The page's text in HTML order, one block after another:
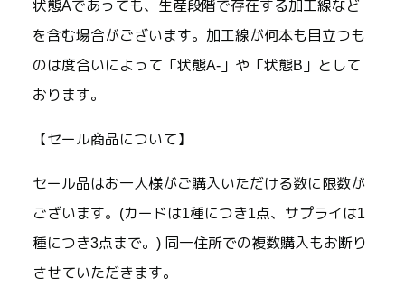
状態Aであっても、生産段階で存在する加工線など
を含む場合がございます。加工線が何本も目立つも
のは度合いによって「状態A-」や「状態B」として
おります。
【セール商品について】
セール品はお一人様がご購入いただける数に限数が
ございます。(カードは1種につき1点、サプライは1
種につき3点まで。) 同一住所での複数購入もお断り
させていただきます。